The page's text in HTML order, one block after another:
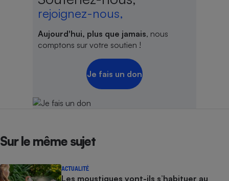
rejoignez-nous,
Aujourd'hui, plus que jamais, nous
comptons sur votre soutien !
Je fais un don
Sur le même sujet
ACTUALITÉ
Les moustiques vont-ils s’habituer au